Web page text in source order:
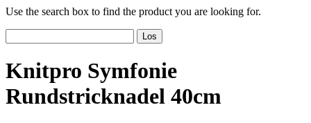
Use the search box to find the product you are looking for.
Los
Knitpro Symfonie
Rundstricknadel 40cm